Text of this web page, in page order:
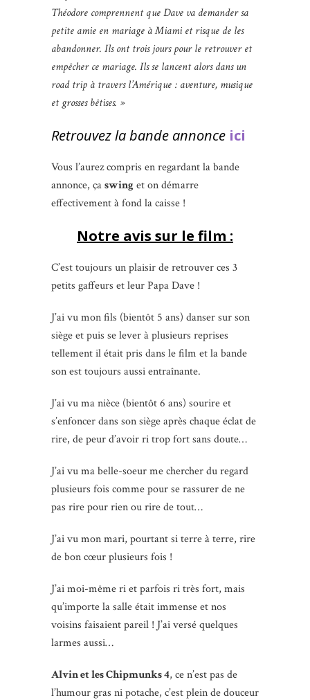
Théodore comprennent que Dave va demander sa
petite amie en mariage à Miami et risque de les
abandonner. Ils ont trois jours pour le retrouver et
empêcher ce mariage. Ils se lancent alors dans un
road trip à travers l’Amérique : aventure, musique
et grosses bêtises. »
Retrouvez la bande annonce ici
Vous l’aurez compris en regardant la bande
annonce, çaswing et on démarre
effectivement à fond la caisse !
Notre avis sur le film :
C’est toujours un plaisir de retrouver ces 3
petits gaffeurs et leur Papa Dave !
J’ai vu mon fils (bientôt 5 ans) danser sur son
siège et puis se lever à plusieurs reprises
tellement il était pris dans le film et la bande
son est toujours aussi entraînante.
J’ai vu ma nièce (bientôt 6 ans) sourire et
s’enfoncer dans son siège après chaque éclat de
rire, de peur d’avoir ri trop fort sans doute…
J’ai vu ma belle-soeur me chercher du regard
plusieurs fois comme pour se rassurer de ne
pas rire pour rien ou rire de tout…
J’ai vu mon mari, pourtant si terre à terre, rire
de bon cœur plusieurs fois !
J’ai moi-même ri et parfois ri très fort, mais
qu’importe la salle était immense et nos
voisins faisaient pareil ! J’ai versé quelques
larmes aussi…
Alvin et les Chipmunks 4, ce n’est pas de
l’humour gras ni potache, c’est plein de douceur